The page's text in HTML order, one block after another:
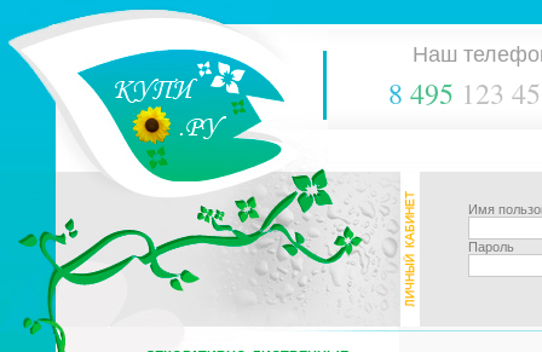
Наш
8 495 123
Имя
Пароль